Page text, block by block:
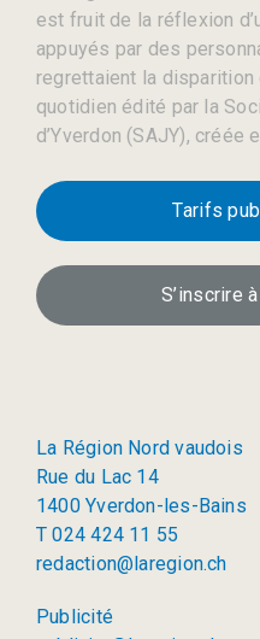
est fruit de la réflexion
appuyés par des
regrettaient la
quotidien édité par la
d’Yverdon (SAJY), créée
Tarifs
S’inscrire
La Région Nord vaudois
Rue du Lac 14
1400 Yverdon-les-Bains
T 024 424 11 55
redaction@laregion.ch
Publicité